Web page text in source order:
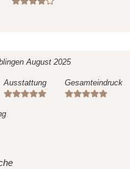
August 2025
Ausstattung Gesamteindruck